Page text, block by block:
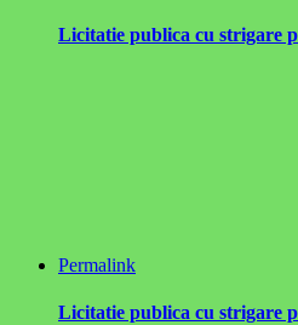
Licitatie publica cu strigare
Permalink
Licitatie publica cu strigare